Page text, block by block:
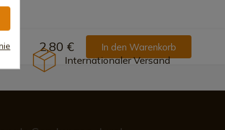
2,80 € In den Warenkorb
Internationaler Versand